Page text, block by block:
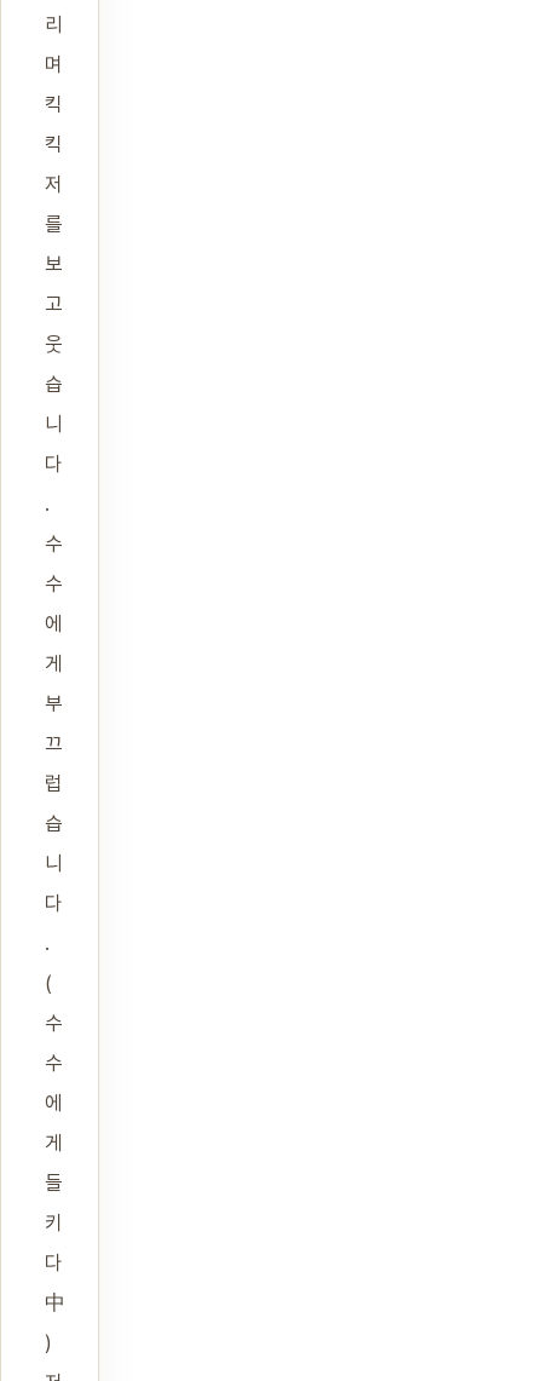
리
며
킥
킥
저
를
보
고
웃
습
니
다
.
수
수
에
게
부
끄
럽
습
니
다
.
(
수
수
에
게
들
키
다
中
)